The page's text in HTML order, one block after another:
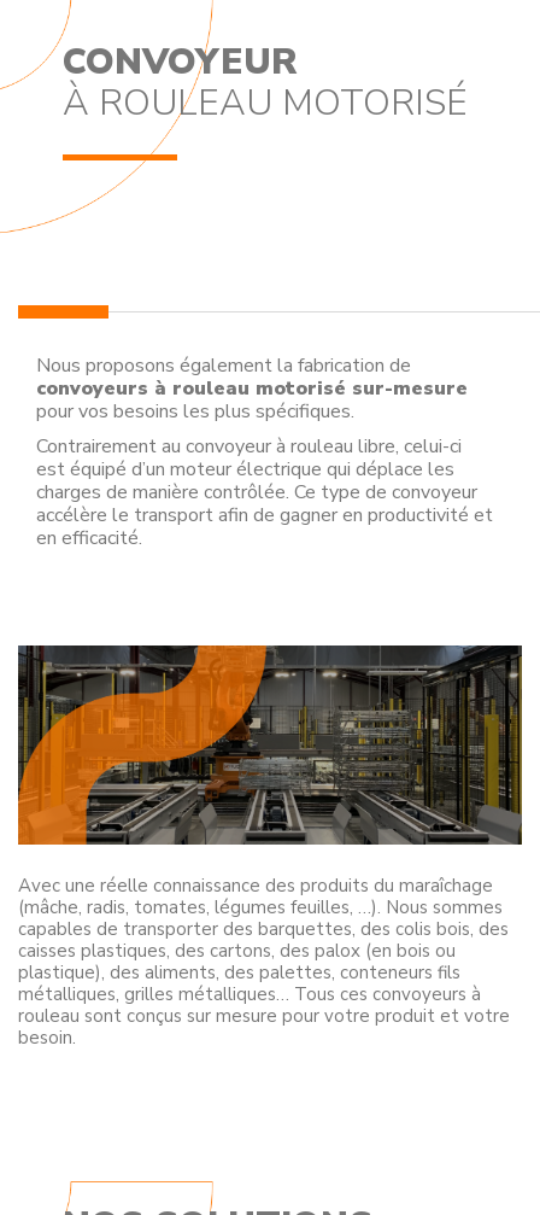
CONVOYEUR
À ROULEAU MOTORISÉ
Nous proposons également la fabrication de
convoyeurs à rouleau motorisé sur-mesure
pour vos besoins les plus spécifiques.
Contrairement au convoyeur à rouleau libre, celui-ci
est équipé d’un moteur électrique qui déplace les
charges de manière contrôlée. Ce type de convoyeur
accélère le transport afin de gagner en productivité et
en efficacité.
Avec une réelle connaissance des produits du maraîchage
(mâche, radis, tomates, légumes feuilles, …). Nous sommes
capables de transporter des barquettes, des colis bois, des
caisses plastiques, des cartons, des palox (en bois ou
plastique), des aliments, des palettes, conteneurs fils
métalliques, grilles métalliques… Tous ces convoyeurs à
rouleau sont conçus sur mesure pour votre produit et votre
besoin.